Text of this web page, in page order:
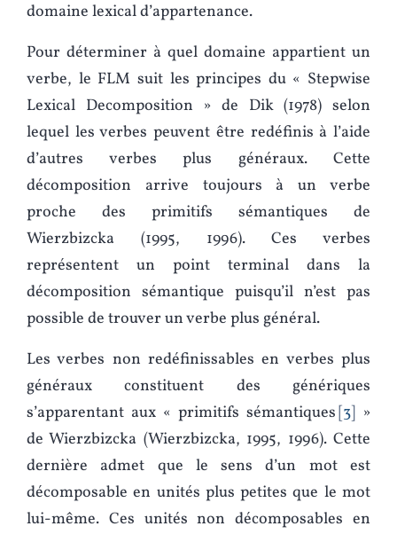
domaine lexical d’appartenance.
Pour déterminer à quel domaine appartient un
verbe, le FLM suit les principes du « Stepwise
Lexical Decomposition » de Dik (1978) selon
lequel les verbes peuvent être redéfinis à l’aide
d’autres verbes plus généraux. Cette
décomposition arrive toujours à un verbe
proche des primitifs sémantiques de
Wierzbizcka (1995, 1996). Ces verbes
représentent un point terminal dans la
décomposition sémantique puisqu’il n’est pas
possible de trouver un verbe plus général.
Les verbes non redéfinissables en verbes plus
généraux constituent des génériques
s’apparentant aux « primitifs sémantiques 3 »
de Wierzbizcka (Wierzbizcka, 1995, 1996). Cette
dernière admet que le sens d’un mot est
décomposable en unités plus petites que le mot
lui-même. Ces unités non décomposables en